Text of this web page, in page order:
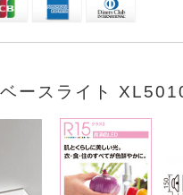
ースライト